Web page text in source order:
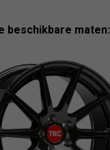
beschikbare maten: